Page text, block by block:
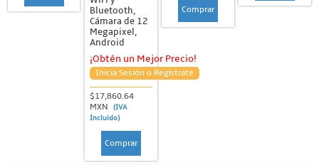
Bluetooth,
Cámara de 12
Megapixel,
Android
¡Obtén un Mejor Precio!
Inicia Sesión o Regístrate
$17,860.64
MXN
(IVA
Incluido)
Comprar
Comprar